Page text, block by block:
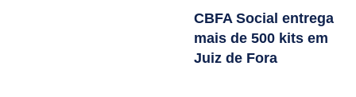
CBFA Social entrega
mais de 500 kits em
Juiz de Fora